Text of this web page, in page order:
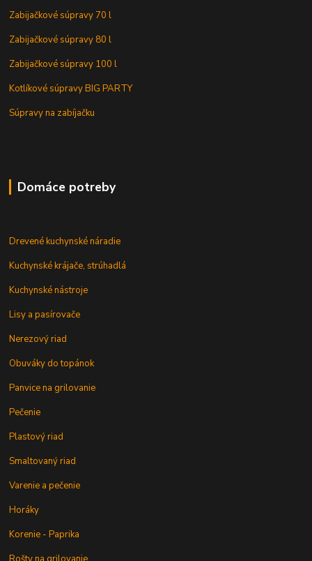
Zabijačkové súpravy 70 l
Zabijačkové súpravy 80 l
Zabijačkové súpravy 100 l
Kotlíkové súpravy BIG PARTY
Súpravy na zabíjačku
Domáce potreby
Drevené kuchynské náradie
Kuchynské krájače, strúhadlá
Kuchynské nástroje
Lisy a pasírovače
Nerezový riad
Obuváky do topánok
Panvice na grilovanie
Pečenie
Plastový riad
Smaltovaný riad
Varenie a pečenie
Horáky
Korenie - Paprika